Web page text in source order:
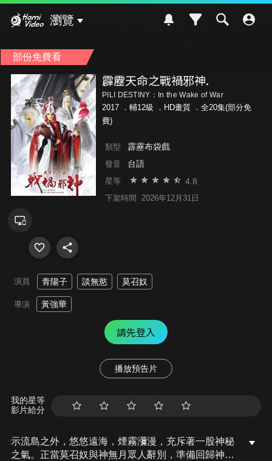
瀏覽
部份免費看
霹靂天命之戰禍邪神.
PILI DESTINY：In the Wake of War
2017 ． 輔12級
．HD畫質 ．全20集(部分免
費)
類型 霹靂布袋戲
發音 台語
星等 4.8
下架時間 2026年12月31日
演員 青陽子 談無慾 莫召奴
導演 黃強華
請先登入
播放預告片
我的星等
影片給分
示流島之外，悠悠遠海，煙霧瀰漫，充斥著一股神秘
之氣。正當莫召奴與神無月眾人辭別，準備回歸神州